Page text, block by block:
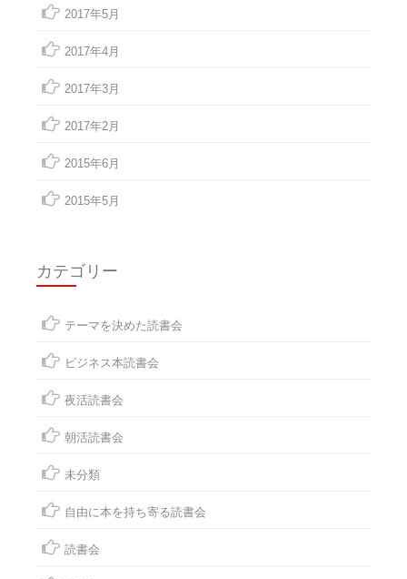
2017年5月
2017年4月
2017年3月
2017年2月
2015年6月
2015年5月
カテゴリー
テーマを決めた読書会
ビジネス本読書会
夜活読書会
朝活読書会
未分類
自由に本を持ち寄る読書会
読書会